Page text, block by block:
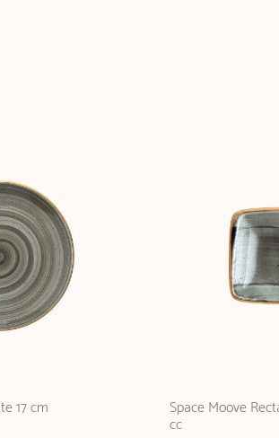
17 cm Space Moove
cc